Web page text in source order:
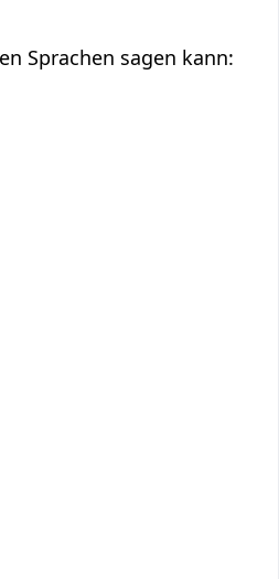
Sprachen sagen kann: